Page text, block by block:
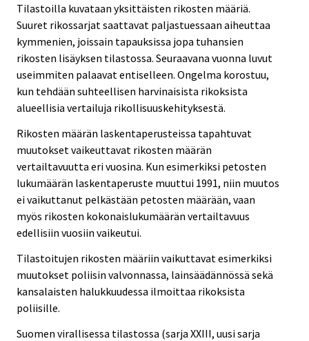
Tilastoilla kuvataan yksittäisten rikosten määriä.
Suuret rikossarjat saattavat paljastuessaan aiheuttaa
kymmenien, joissain tapauksissa jopa tuhansien
rikosten lisäyksen tilastossa. Seuraavana vuonna luvut
useimmiten palaavat entiselleen. Ongelma korostuu,
kun tehdään suhteellisen harvinaisista rikoksista
alueellisia vertailuja rikollisuuskehityksestä.
Rikosten määrän laskentaperusteissa tapahtuvat
muutokset vaikeuttavat rikosten määrän
vertailtavuutta eri vuosina. Kun esimerkiksi petosten
lukumäärän laskentaperuste muuttui 1991, niin muutos
ei vaikuttanut pelkästään petosten määrään, vaan
myös rikosten kokonaislukumäärän vertailtavuus
edellisiin vuosiin vaikeutui.
Tilastoitujen rikosten määriin vaikuttavat esimerkiksi
muutokset poliisin valvonnassa, lainsäädännössä sekä
kansalaisten halukkuudessa ilmoittaa rikoksista
poliisille.
Suomen virallisessa tilastossa (sarja XXIII, uusi sarja